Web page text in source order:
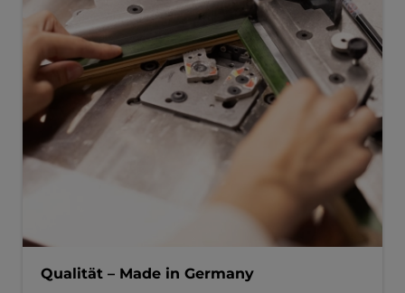
Qualität – Made in Germany